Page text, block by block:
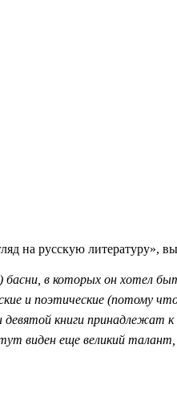
на русскую литературу»,
в которых он хотел
и поэтические (потому
книги принадлежат
виден еще великий